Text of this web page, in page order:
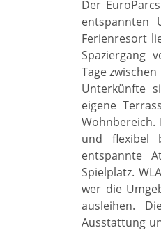
Der
entspannten
Ferienresort
Spaziergang
Tage
Unterkünfte
eigene
und flexibel
entspannte
Spielplatz.
wer die
ausleihen.
Ausstattung